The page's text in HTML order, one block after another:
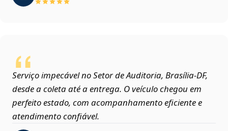
Serviço impecável no Setor de Auditoria, Brasília‑DF,
desde a coleta até a entrega. O veículo chegou em
perfeito estado, com acompanhamento eficiente e
atendimento confiável.